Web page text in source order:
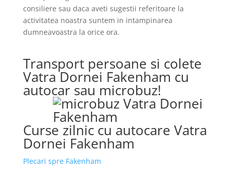
consiliere sau daca aveti sugestii referitoare la
activitatea noastra suntem in intampinarea
dumneavoastra la orice ora.
Transport persoane si colete
Vatra Dornei Fakenham cu
autocar sau microbuz!
Curse zilnic cu autocare Vatra
Dornei Fakenham
Plecari spre Fakenham